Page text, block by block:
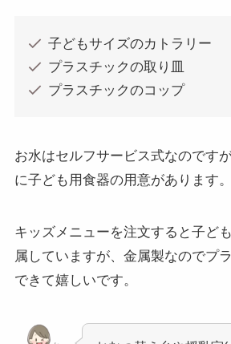
子どもサイズのカトラリー
プラスチックの取り皿
プラスチックのコップ
お水はセルフサービス式なのです
に子ども用食器の用意があります。
キッズメニューを注文すると子ど
属していますが、金属製なのでプ
できて嬉しいです。